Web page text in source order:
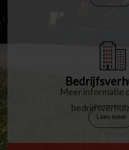
Meer informatie
Lees meer